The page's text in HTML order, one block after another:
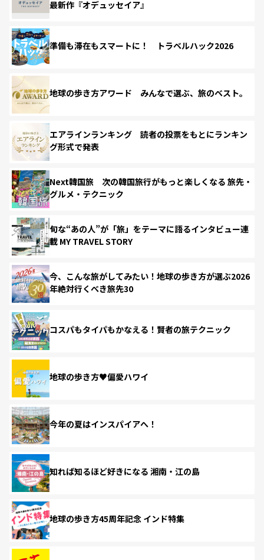
最新作『オデュッセイア』
準備も滞在もスマートに！ トラベルハック2026
地球の歩き方アワード みんなで選ぶ、旅のベスト。
エアラインランキング 読者の投票をもとにランキン
グ形式で発表
Next韓国旅 次の韓国旅行がもっと楽しくなる 旅先・
グルメ・テクニック
旬な“あの人”が「旅」をテーマに語るインタビュー連
載 MY TRAVEL STORY
今、こんな旅がしてみたい！地球の歩き方が選ぶ2026
年絶対行くべき旅先30
コスパもタイパもかなえる！賢者の旅テクニック
地球の歩き方♥偏愛ハワイ
今年の夏はインスパイアへ！
知れば知るほど好きになる 湘南・江の島
地球の歩き方45周年記念 インド特集